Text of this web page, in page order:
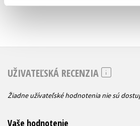
UŽIVATEĽSKÁ RECENZIA
Žiadne užívateľské hodnotenia nie sú
Vaše hodnotenie